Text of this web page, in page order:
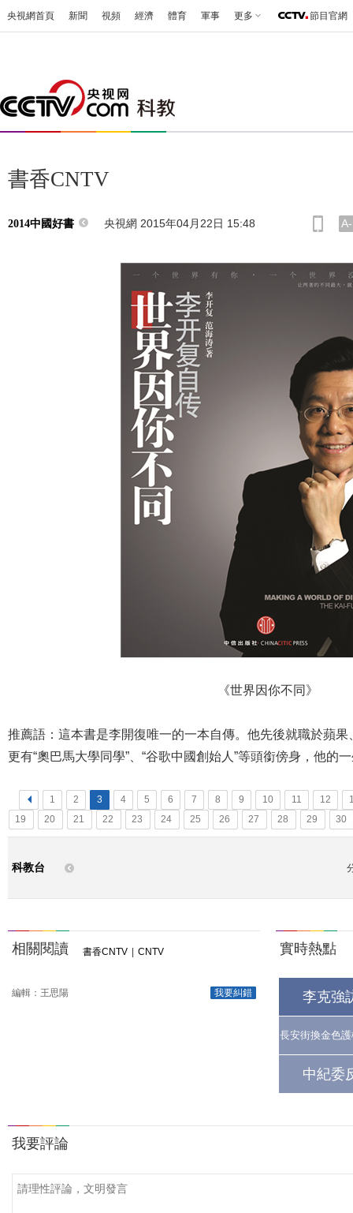
央視網首頁 新聞 視頻 經濟 體育 軍事 更多 節目官網
書香CNTV
2014中國好書 央視網 2015年04月22日 15:48 A-
《世界因你不同》
推薦語：這本書是李開復唯一的一本自傳。他先後就職於蘋
更有“奧巴馬大學同學”、“谷歌中國創始人”等頭銜傍身，他的
< 1 2 3 4 5 6 7 8 9 10 11 12
19
20 21 22 23 24 25 26 27 28 29 30
科教台
相關閱讀 書香CNTV CNTV
我要糾錯
編輯：王思陽
實時熱點
李克強
長安街換金色
中紀委